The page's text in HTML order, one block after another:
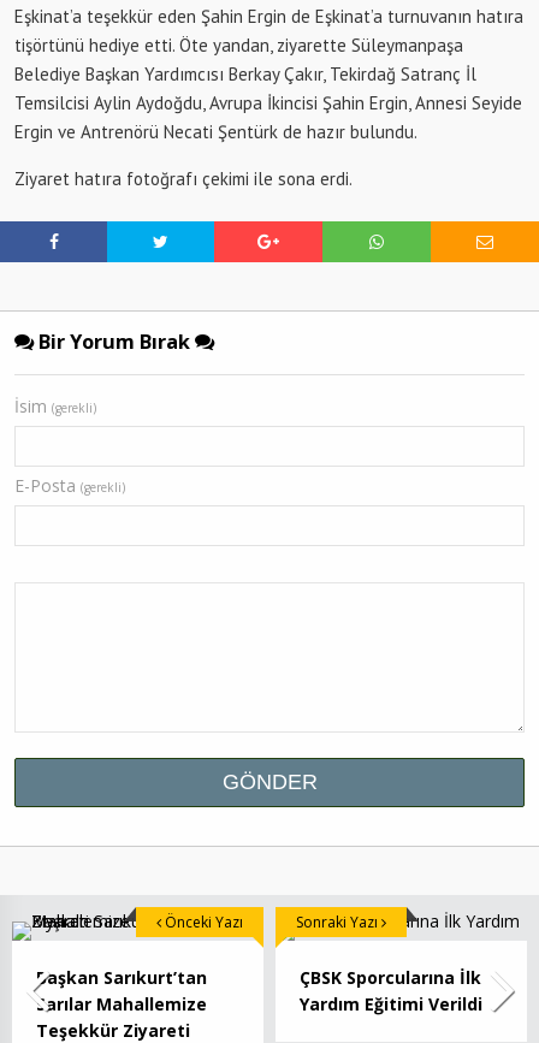
Eşkinat’a teşekkür eden Şahin Ergin de Eşkinat’a turnuvanın hatıra
tişörtünü hediye etti. Öte yandan, ziyarette Süleymanpaşa
Belediye Başkan Yardımcısı Berkay Çakır, Tekirdağ Satranç İl
Temsilcisi Aylin Aydoğdu, Avrupa İkincisi Şahin Ergin, Annesi Seyide
Ergin ve Antrenörü Necati Şentürk de hazır bulundu.
Ziyaret hatıra fotoğrafı çekimi ile sona erdi.
Bir Yorum Bırak
İsim (gerekli)
E-Posta (gerekli)
Başkan Sarıkurt’tan
Sarılar Mahallemize
Teşekkür Ziyareti
Önceki Yazı
ÇBSK Sporcularına İlk
Yardım Eğitimi Verildi
Sonraki Yazı